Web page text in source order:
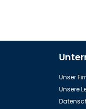
Unser
Unsere